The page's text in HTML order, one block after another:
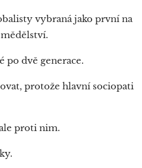
vybraná jako první na
po dvě generace.
protože hlavní sociopati
proti nim.